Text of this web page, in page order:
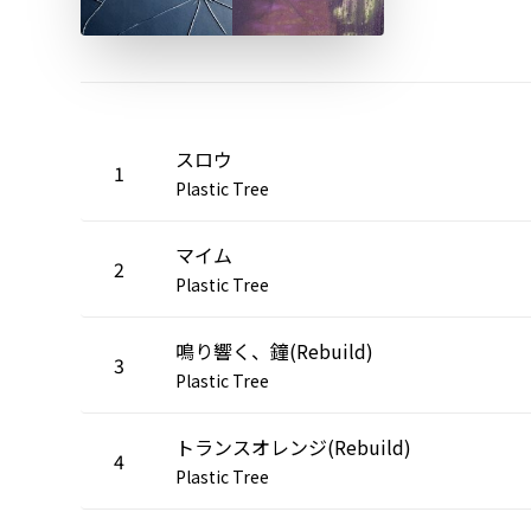
1 スロウ
Plastic Tree
2 マイム
Plastic Tree
3 鳴り響く、鐘(Rebuild)
Plastic Tree
4 トランスオレンジ(Rebuild)
Plastic Tree